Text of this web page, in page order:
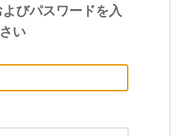
びパスワードを入
い